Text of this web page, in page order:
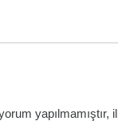
yapılmamıştır,